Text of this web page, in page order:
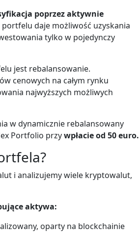
poprzez aktywnie
daje możliwość uzyskania
tylko w pojedynczy
jest rebalansowanie.
cenowych na całym rynku
najwyższych możliwych
w dynamicznie rebalansowany
Portfolio przywpłacie od 50 euro.
i analizujemy wiele kryptowalut,
aktywa:
oparty na blockchainie